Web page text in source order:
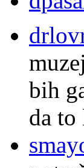
bih
da